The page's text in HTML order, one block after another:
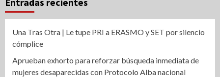
Una Tras Otra | Le tupe PRI a ERASMO y SET por silencio
cómplice
Aprueban exhorto para reforzar búsqueda inmediata de
mujeres desaparecidas con Protocolo Alba nacional